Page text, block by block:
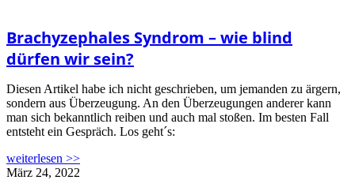
Brachyzephales Syndrom – wie blind
dürfen wir sein?
Diesen Artikel habe ich nicht geschrieben, um jemanden zu ärgern,
sondern aus Überzeugung. An den Überzeugungen anderer kann
man sich bekanntlich reiben und auch mal stoßen. Im besten Fall
entsteht ein Gespräch. Los geht´s:
weiterlesen >>
März 24, 2022